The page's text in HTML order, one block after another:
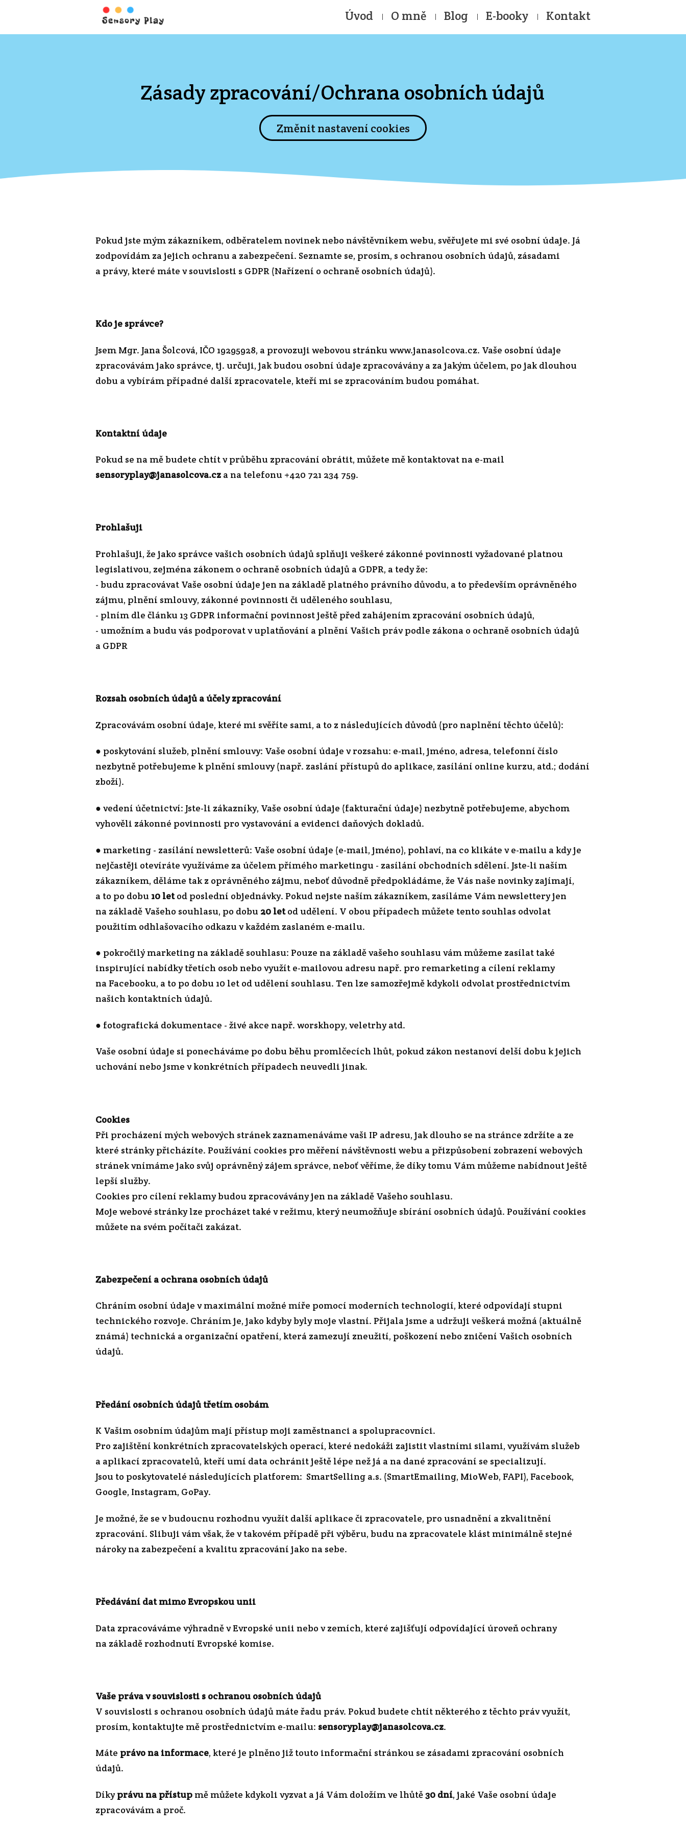
Úvod O mně Blog E-booky Kontakt
Zásady zpracování/Ochrana osobních údajů
Změnit nastavení cookies
Pokud jste mým zákazníkem, odběratelem novinek nebo návštěvníkem webu, svěřujete mi své osobní údaje. Já
zodpovídám za jejich ochranu a zabezpečení. Seznamte se, prosím, s ochranou osobních údajů, zásadami
a právy, které máte v souvislosti s GDPR (Nařízení o ochraně osobních údajů).
Kdo je správce?
Jsem Mgr. Jana Šolcová, IČO 19295928, a provozuji webovou stránku www.janasolcova.cz. Vaše osobní údaje
zpracovávám jako správce, tj. určuji, jak budou osobní údaje zpracovávány a za jakým účelem, po jak dlouhou
dobu a vybírám případné další zpracovatele, kteří mi se zpracováním budou pomáhat.
Kontaktní údaje
Pokud se na mě budete chtít v průběhu zpracování obrátit, můžete mě kontaktovat na e-mail
sensoryplay@janasolcova.cz a na telefonu +420 721 234 759.
Prohlašuji
Prohlašuji, že jako správce vašich osobních údajů splňuji veškeré zákonné povinnosti vyžadované platnou
legislativou, zejména zákonem o ochraně osobních údajů a GDPR, a tedy že:
- budu zpracovávat Vaše osobní údaje jen na základě platného právního důvodu, a to především oprávněného
zájmu, plnění smlouvy, zákonné povinnosti či uděleného souhlasu,
- plním dle článku 13 GDPR informační povinnost ještě před zahájením zpracování osobních údajů,
- umožním a budu vás podporovat v uplatňování a plnění Vašich práv podle zákona o ochraně osobních údajů
a GDPR
Rozsah osobních údajů a účely zpracování
Zpracovávám osobní údaje, které mi svěříte sami, a to z následujících důvodů (pro naplnění těchto účelů):
● poskytování služeb, plnění smlouvy: Vaše osobní údaje v rozsahu: e-mail, jméno, adresa, telefonní číslo
nezbytně potřebujeme k plnění smlouvy (např. zaslání přístupů do aplikace, zasílání online kurzu, atd.; dodání
zboží).
● vedení účetnictví: Jste-li zákazníky, Vaše osobní údaje (fakturační údaje) nezbytně potřebujeme, abychom
vyhověli zákonné povinnosti pro vystavování a evidenci daňových dokladů.
● marketing - zasílání newsletterů: Vaše osobní údaje (e-mail, jméno), pohlaví, na co klikáte v e-mailu a kdy je
nejčastěji otevíráte využíváme za účelem přímého marketingu - zasílání obchodních sdělení. Jste-li naším
zákazníkem, děláme tak z oprávněného zájmu, neboť důvodně předpokládáme, že Vás naše novinky zajímají,
a to po dobu 10 letod poslední objednávky. Pokud nejste naším zákazníkem, zasíláme Vám newslettery jen
na základě Vašeho souhlasu, po dobu 20 letod udělení. V obou případech můžete tento souhlas odvolat
použitím odhlašovacího odkazu v každém zaslaném e-mailu.
● pokročilý marketing na základě souhlasu: Pouze na základě vašeho souhlasu vám můžeme zasílat také
inspirující nabídky třetích osob nebo využít e-mailovou adresu např. pro remarketing a cílení reklamy
na Facebooku, a to po dobu 10 let od udělení souhlasu. Ten lze samozřejmě kdykoli odvolat prostřednictvím
našich kontaktních údajů.
● fotografická dokumentace - živé akce např. worskhopy, veletrhy atd.
Vaše osobní údaje si ponecháváme po dobu běhu promlčecích lhůt, pokud zákon nestanoví delší dobu k jejich
uchování nebo jsme v konkrétních případech neuvedli jinak.
Cookies
Při procházení mých webových stránek zaznamenáváme vaši IP adresu, jak dlouho se na stránce zdržíte a ze
které stránky přicházíte. Používání cookies pro měření návštěvnosti webu a přizpůsobení zobrazení webových
stránek vnímáme jako svůj oprávněný zájem správce, neboť věříme, že díky tomu Vám můžeme nabídnout ještě
lepší služby.
Cookies pro cílení reklamy budou zpracovávány jen na základě Vašeho souhlasu.
Moje webové stránky lze procházet také v režimu, který neumožňuje sbírání osobních údajů. Používání cookies
můžete na svém počítači zakázat.
Zabezpečení a ochrana osobních údajů
Chráním osobní údaje v maximální možné míře pomocí moderních technologií, které odpovídají stupni
technického rozvoje. Chráním je, jako kdyby byly moje vlastní. Přijala jsme a udržuji veškerá možná (aktuálně
známá) technická a organizační opatření, která zamezují zneužití, poškození nebo zničení Vašich osobních
údajů.
Předání osobních údajů třetím osobám
K Vašim osobním údajům mají přístup moji zaměstnanci a spolupracovníci.
Pro zajištění konkrétních zpracovatelských operací, které nedokáži zajistit vlastními silami, využívám služeb
a aplikací zpracovatelů, kteří umí data ochránit ještě lépe než já a na dané zpracování se specializují.
Jsou to poskytovatelé následujících platforem: SmartSelling a.s. (SmartEmailing, MioWeb, FAPI), Facebook,
Google, Instagram, GoPay.
Je možné, že se v budoucnu rozhodnu využít další aplikace či zpracovatele, pro usnadnění a zkvalitnění
zpracování. Slibuji vám však, že v takovém případě při výběru, budu na zpracovatele klást minimálně stejné
nároky na zabezpečení a kvalitu zpracování jako na sebe.
Předávání dat mimo Evropskou unii
Data zpracováváme výhradně v Evropské unii nebo v zemích, které zajišťují odpovídající úroveň ochrany
na základě rozhodnutí Evropské komise.
Vaše práva v souvislosti s ochranou osobních údajů
V souvislosti s ochranou osobních údajů máte řadu práv. Pokud budete chtít některého z těchto práv využít,
prosím, kontaktujte mě prostřednictvím e-mailu: sensoryplay@janasolcova.cz.
Máte právo na informace, které je plněno již touto informační stránkou se zásadami zpracování osobních
údajů.
Díkyprávu na přístupmě můžete kdykoli vyzvat a já Vám doložím ve lhůtě30 dní, jaké Vaše osobní údaje
zpracovávám a proč.